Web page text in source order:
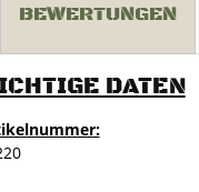
BEWERTUNGEN
DATEN